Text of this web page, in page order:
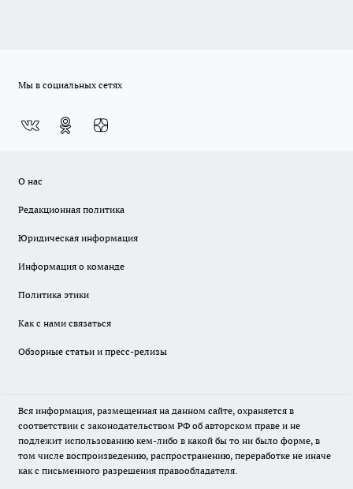
Мы в социальных сетях
О нас
Редакционная политика
Юридическая информация
Информация о команде
Политика этики
Как с нами связаться
Обзорные статьи и пресс-релизы
Вся информация, размещенная на данном сайте, охраняется в
соответствии с законодательством РФ об авторском праве и не
подлежит использованию кем-либо в какой бы то ни было форме, в
том числе воспроизведению, распространению, переработке не иначе
как с письменного разрешения правообладателя.